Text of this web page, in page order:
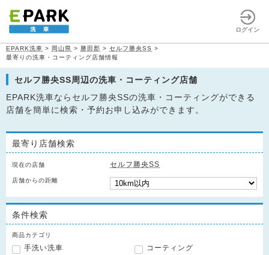
ログイン
EPARK洗車 > 岡山県 > 勝田郡 > セルフ勝央SS >
最寄りの洗車・コーティング店舗情報
セルフ勝央SS周辺の洗車・コーティング店舗
EPARK洗車ならセルフ勝央SSの洗車・コーティングができる
店舗を簡単に検索・予約お申し込みができます。
最寄り店舗検索
現在の店舗 セルフ勝央SS
店舗からの距離
条件検索
商品カテゴリ
手洗い洗車
コーティング